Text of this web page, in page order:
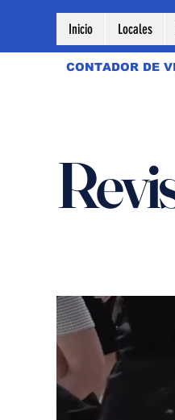
Inicio Locales
CONTADOR DE